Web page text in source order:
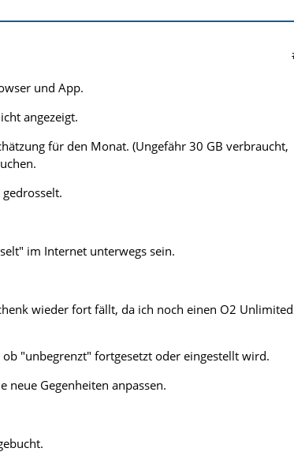
und App.
angezeigt.
für den Monat. (Ungefähr 30 GB verbraucht,
im Internet unterwegs sein.
wieder fort fällt, da ich noch einen O2 Unlimited
"unbegrenzt" fortgesetzt oder eingestellt wird.
neue Gegenheiten anpassen.